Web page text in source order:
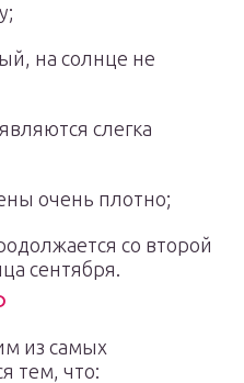
на солнце не
слегка
очень плотно;
со второй
сентября.
из самых
тем, что: